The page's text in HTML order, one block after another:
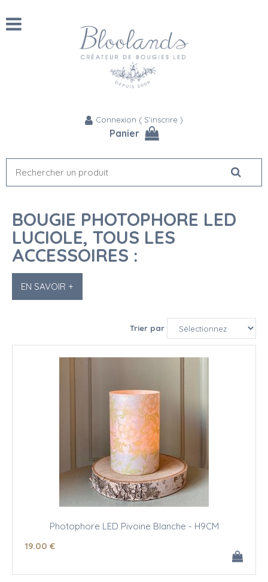
Connexion ( S'inscrire )
Panier
BOUGIE PHOTOPHORE LED
LUCIOLE, TOUS LES
ACCESSOIRES :
EN SAVOIR +
Trier par
Photophore LED Pivoine Blanche - H9CM
19.00 €